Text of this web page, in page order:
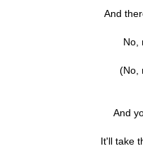
And
No,
(No,
And
It'll take